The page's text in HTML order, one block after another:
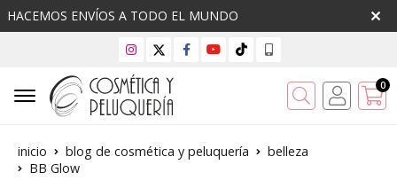
HACEMOS ENVÍOS A TODO EL MUNDO
Buscar 0
inicio blog de cosmética y peluquería
belleza
BB Glow